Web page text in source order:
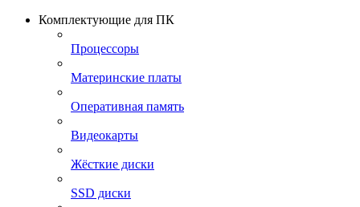
Комплектующие для ПК
Процессоры
Материнские платы
Оперативная память
Видеокарты
Жёсткие диски
SSD диски